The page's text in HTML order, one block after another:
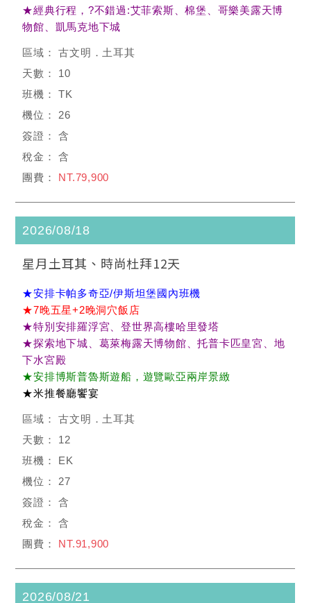
★經典行程，?不錯過:艾菲索斯、棉堡、哥樂美露天博
物館、凱馬克地下城
古文明．土耳其
10
TK
26
含
含
NT.79,900
2026/08/18
星月土耳其、時尚杜拜12天
★安排卡帕多奇亞/伊斯坦堡國內班機
★7晚五星+2晚洞穴飯店
★特別安排羅浮宮、登世界高樓哈里發塔
★探索地下城、葛萊梅露天博物館、托普卡匹皇宮、地
下水宮殿
★安排博斯普魯斯遊船，遊覽歐亞兩岸景緻
★米推餐廳饗宴
古文明．土耳其
12
EK
27
含
含
NT.91,900
2026/08/21